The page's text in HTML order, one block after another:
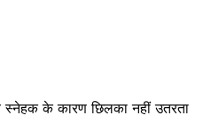
के कारण छिलका नहीं उतरता